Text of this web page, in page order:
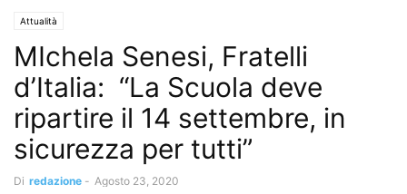
Attualità
MIchela Senesi, Fratelli
d’Italia: “La Scuola deve
ripartire il 14 settembre, in
sicurezza per tutti”
Di redazione - Agosto 23, 2020